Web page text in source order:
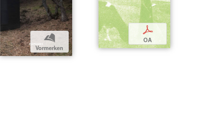
b
Vormerken
p
OA